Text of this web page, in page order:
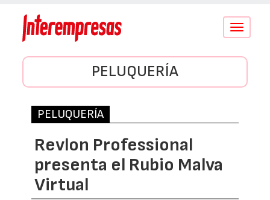
Conmutar
PELUQUERÍA
PELUQUERÍA
Revlon Professional
presenta el Rubio Malva
Virtual